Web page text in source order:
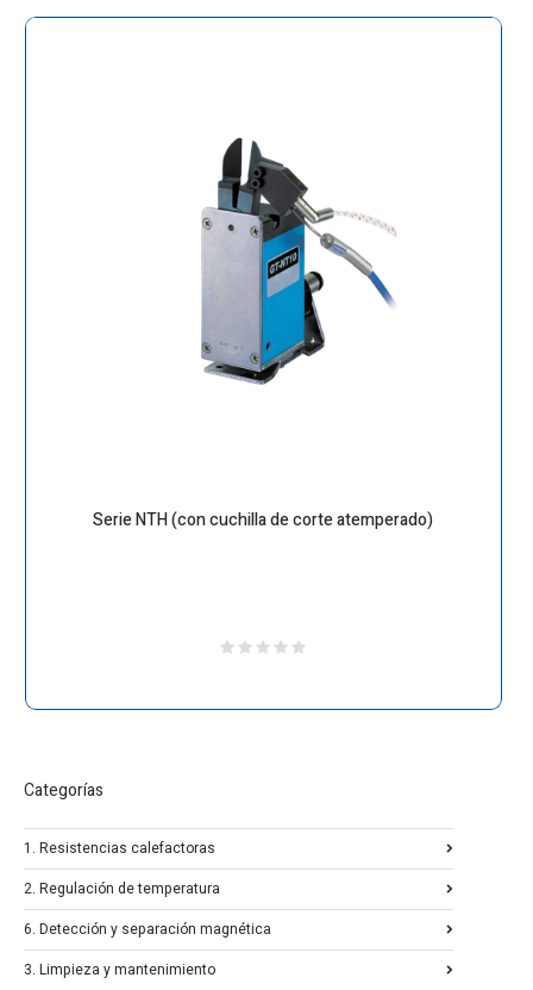
Serie NTH (con cuchilla de corte atemperado)
Categorías
1. Resistencias calefactoras
2. Regulación de temperatura
6. Detección y separación magnética
3. Limpieza y mantenimiento